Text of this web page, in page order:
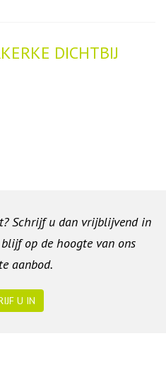
DICHTBIJ
Schrijf u dan vrijblijvend in
op de hoogte van ons
aanbod.
U IN